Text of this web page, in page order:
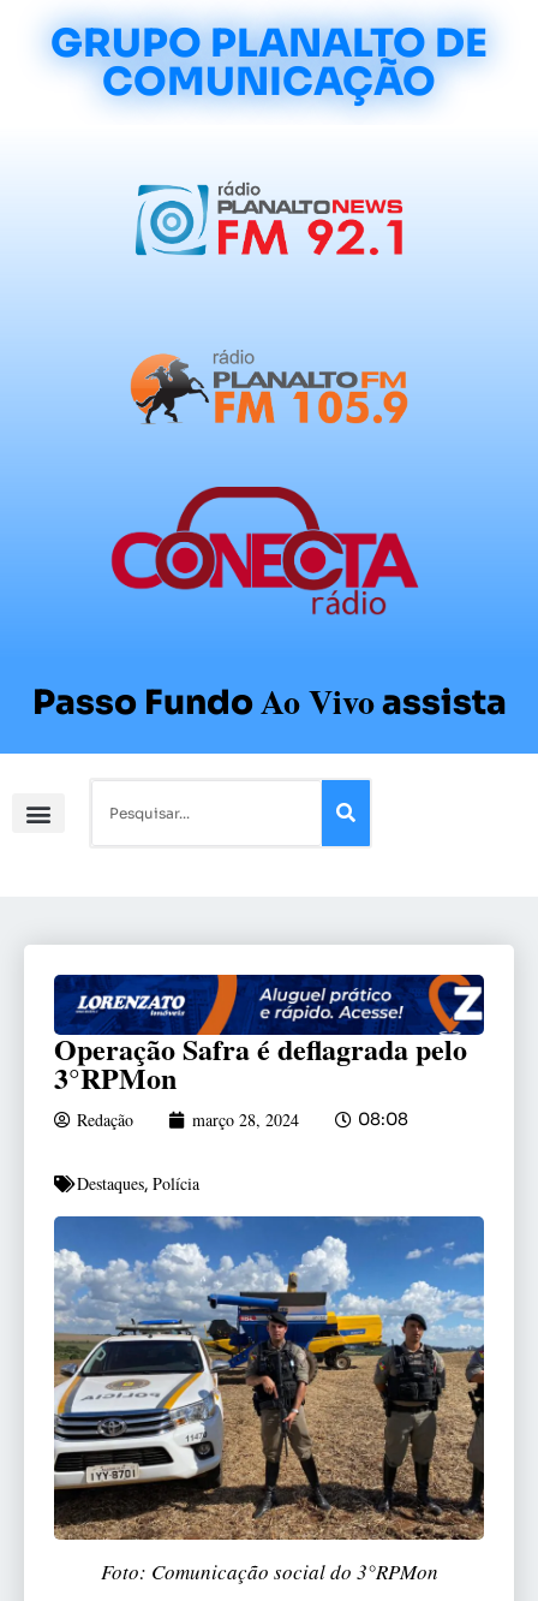
GRUPO PLANALTO DE
COMUNICAÇÃO
Passo FundoAo Vivoassista
Operação Safra é deflagrada pelo
3°RPMon
Redação março 28, 2024 08:08
Destaques, Polícia
Foto: Comunicação social do 3°RPMon